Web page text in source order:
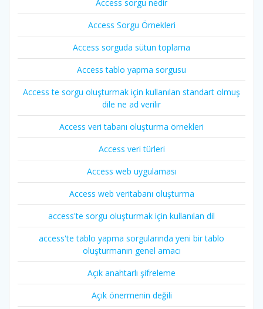
Access sorgu nedir
Access Sorgu Örnekleri
Access sorguda sütun toplama
Access tablo yapma sorgusu
Access te sorgu oluşturmak için kullanılan standart olmuş
dile ne ad verilir
Access veri tabanı oluşturma örnekleri
Access veri türleri
Access web uygulaması
Access web veritabanı oluşturma
access'te sorgu oluşturmak için kullanılan dil
access'te tablo yapma sorgularında yeni bir tablo
oluşturmanın genel amacı
Açık anahtarlı şifreleme
Açık önermenin değili